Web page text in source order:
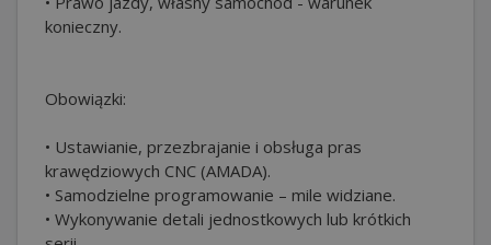
konieczny.
Obowiązki:
• Ustawianie, przezbrajanie i obsługa pras
krawędziowych CNC (AMADA).
• Samodzielne programowanie – mile widziane.
• Wykonywanie detali jednostkowych lub krótkich